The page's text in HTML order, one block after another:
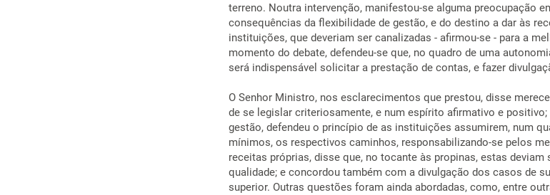
terreno. Noutra intervenção, manifestou-se alguma preocupação
consequências da flexibilidade de gestão, e do destino a dar às
instituições, que deveriam ser canalizadas - afirmou-se - para a
momento do debate, defendeu-se que, no quadro de uma
será indispensável solicitar a prestação de contas, e fazer
O Senhor Ministro, nos esclarecimentos que prestou, disse
de se legislar criteriosamente, e num espírito afirmativo e
gestão, defendeu o princípio de as instituições assumirem, num
mínimos, os respectivos caminhos, responsabilizando-se pelos
receitas próprias, disse que, no tocante às propinas, estas deviam
qualidade; e concordou também com a divulgação dos casos de
superior. Outras questões foram ainda abordadas, como, entre